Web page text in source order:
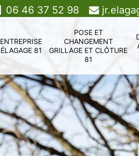
06 46 37 52 98
ENTREPRISE
ÉLAGAGE 81
POSE ET
CHANGEMENT
GRILLAGE ET CLÔTURE
81